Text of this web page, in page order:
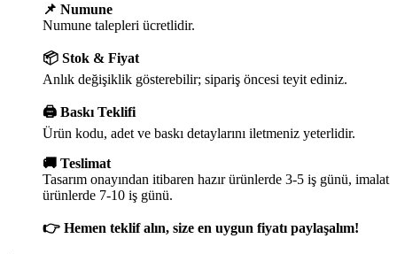
📌 Numune
Numune talepleri ücretlidir.
📦 Stok & Fiyat
Anlık değişiklik gösterebilir; sipariş öncesi teyit ediniz.
🖨️ Baskı Teklifi
Ürün kodu, adet ve baskı detaylarını iletmeniz yeterlidir.
🚚 Teslimat
Tasarım onayından itibaren hazır ürünlerde 3-5 iş günü, imalat
ürünlerde 7-10 iş günü.
👉 Hemen teklif alın, size en uygun fiyatı paylaşalım!